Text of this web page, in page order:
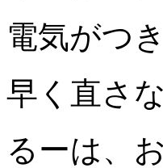
電気がつ
早く直さ
るーは、